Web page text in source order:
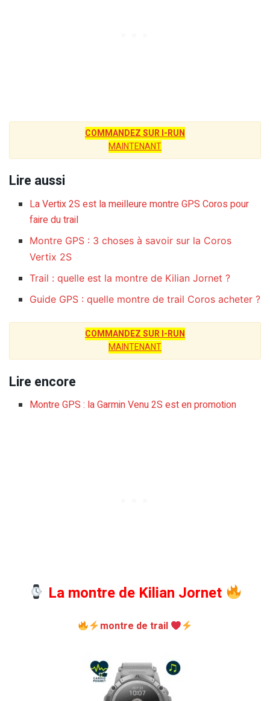
COMMANDEZ SUR I-RUN
MAINTENANT
Lire aussi
La Vertix 2S est la meilleure montre GPS Coros pour
faire du trail
Montre GPS : 3 choses à savoir sur la Coros
Vertix 2S
Trail : quelle est la montre de Kilian Jornet ?
Guide GPS : quelle montre de trail Coros acheter ?
COMMANDEZ SUR I-RUN
MAINTENANT
Lire encore
Montre GPS : la Garmin Venu 2S est en promotion
La montre de Kilian Jornet
montre de trail